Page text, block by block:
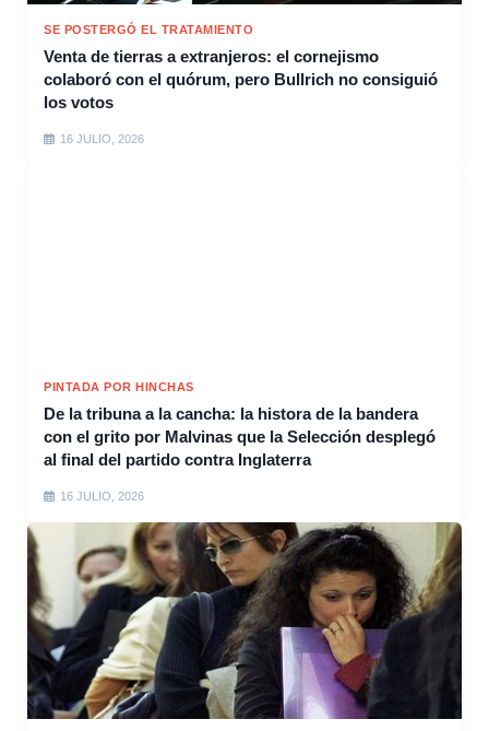
SE POSTERGÓ EL TRATAMIENTO
Venta de tierras a extranjeros: el cornejismo
colaboró con el quórum, pero Bullrich no consiguió
los votos
16 JULIO, 2026
PINTADA POR HINCHAS
De la tribuna a la cancha: la histora de la bandera
con el grito por Malvinas que la Selección desplegó
al final del partido contra Inglaterra
16 JULIO, 2026